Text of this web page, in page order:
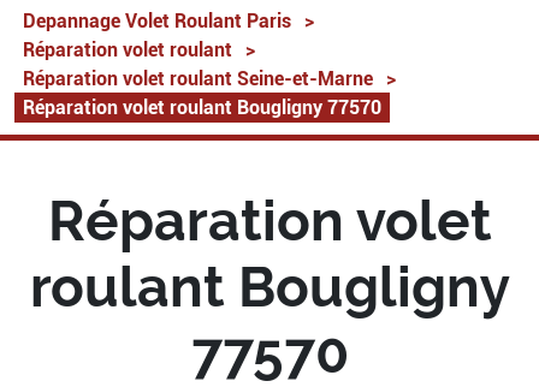
Depannage Volet Roulant Paris
>
Réparation volet roulant
>
Réparation volet roulant Seine-et-Marne
>
Réparation volet roulant Bougligny 77570
Réparation volet
roulant Bougligny
77570